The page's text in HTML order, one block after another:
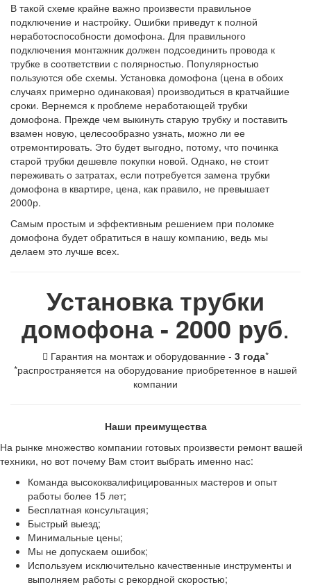
В такой схеме крайне важно произвести правильное
подключение и настройку. Ошибки приведут к полной
неработоспособности домофона. Для правильного
подключения монтажник должен подсоединить провода к
трубке в соответствии с полярностью. Популярностью
пользуются обе схемы. Установка домофона (цена в обоих
случаях примерно одинаковая) производиться в кратчайшие
сроки. Вернемся к проблеме неработающей трубки
домофона. Прежде чем выкинуть старую трубку и поставить
взамен новую, целесообразно узнать, можно ли ее
отремонтировать. Это будет выгодно, потому, что починка
старой трубки дешевле покупки новой. Однако, не стоит
переживать о затратах, если потребуется замена трубки
домофона в квартире, цена, как правило, не превышает
2000р.
Самым простым и эффективным решением при поломке
домофона будет обратиться в нашу компанию, ведь мы
делаем это лучше всех.
Установка трубки
домофона - 2000 руб.
Гарантия на монтаж и оборудованние - 3 года*
*распространяется на оборудование приобретенное в нашей
компании
Наши преимущества
На рынке множество компании готовых произвести ремонт вашей
техники, но вот почему Вам стоит выбрать именно нас:
Команда высококвалифицированных мастеров и опыт
работы более 15 лет;
Бесплатная консультация;
Быстрый выезд;
Минимальные цены;
Мы не допускаем ошибок;
Используем исключительно качественные инструменты и
выполняем работы с рекордной скоростью;